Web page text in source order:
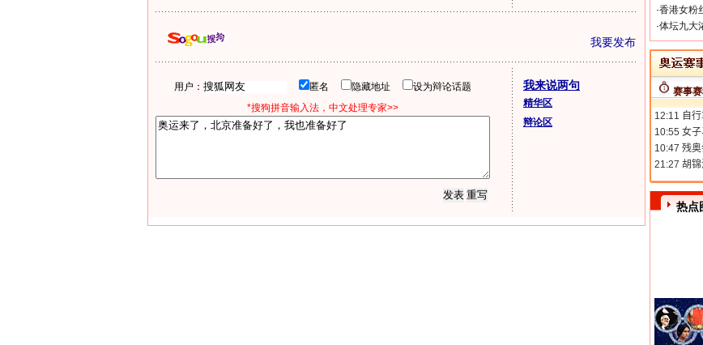
我要发布
用户： 匿名 隐藏地址
设为辩论话题
*搜狗拼音输入法，中文处理专家>>
我来说两句
精华区
辩论区
·香港女粉
·体坛九大
赛事
热点